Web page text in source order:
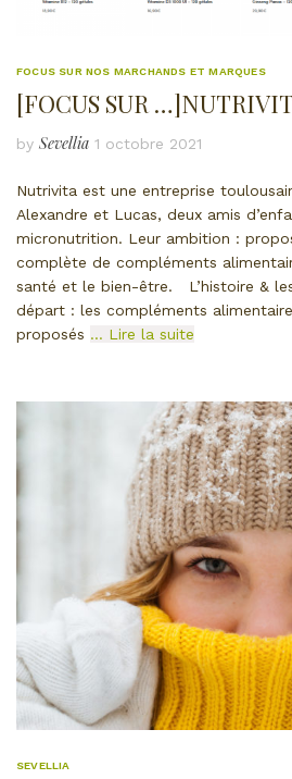
FOCUS SUR NOS MARCHANDS ET MARQUES
[FOCUS SUR
by Sevellia 1 octobre 2021
Nutrivita est une entreprise
Alexandre et Lucas, deux amis
micronutrition. Leur ambition :
complète de compléments
santé et le bien-être. L’histoire &
départ : les compléments
proposés … Lire la suite
SEVELLIA